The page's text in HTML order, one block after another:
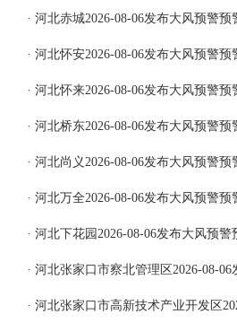
· 河北赤城2026-08-06发布大风预警预
· 河北怀安2026-08-06发布大风预警预
· 河北怀来2026-08-06发布大风预警预
· 河北桥东2026-08-06发布大风预警预
· 河北尚义2026-08-06发布大风预警预
· 河北万全2026-08-06发布大风预警预
· 河北下花园2026-08-06发布大风预警
· 河北张家口市察北管理区2026-08-
· 河北张家口市高新技术产业开发区